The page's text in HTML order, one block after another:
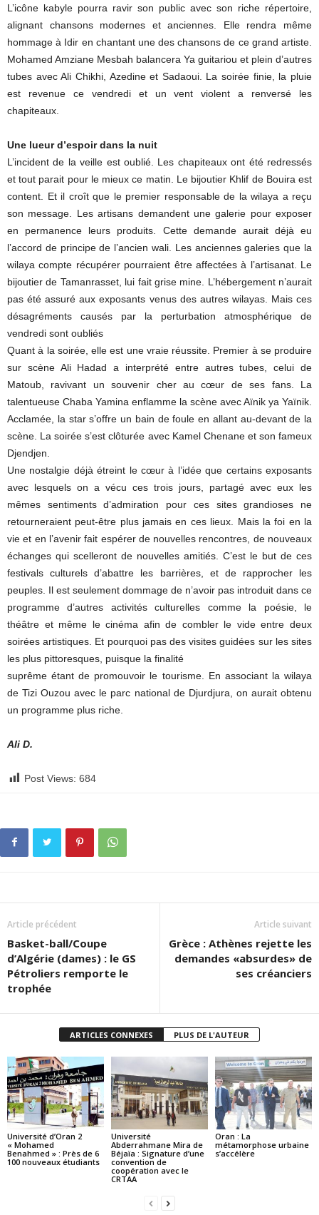
L’icône kabyle pourra ravir son public avec son riche répertoire,
alignant chansons modernes et anciennes. Elle rendra même
hommage à Idir en chantant une des chansons de ce grand artiste.
Mohamed Amziane Mesbah balancera Ya guitariou et plein d’autres
tubes avec Ali Chikhi, Azedine et Sadaoui. La soirée finie, la pluie
est revenue ce vendredi et un vent violent a renversé les
chapiteaux.
Une lueur d’espoir dans la nuit
L’incident de la veille est oublié. Les chapiteaux ont été redressés
et tout parait pour le mieux ce matin. Le bijoutier Khlif de Bouira est
content. Et il croît que le premier responsable de la wilaya a reçu
son message. Les artisans demandent une galerie pour exposer
en permanence leurs produits. Cette demande aurait déjà eu
l’accord de principe de l’ancien wali. Les anciennes galeries que la
wilaya compte récupérer pourraient être affectées à l’artisanat. Le
bijoutier de Tamanrasset, lui fait grise mine. L’hébergement n’aurait
pas été assuré aux exposants venus des autres wilayas. Mais ces
désagréments causés par la perturbation atmosphérique de
vendredi sont oubliés
Quant à la soirée, elle est une vraie réussite. Premier à se produire
sur scène Ali Hadad a interprété entre autres tubes, celui de
Matoub, ravivant un souvenir cher au cœur de ses fans. La
talentueuse Chaba Yamina enflamme la scène avec Aïnik ya Yaïnik.
Acclamée, la star s’offre un bain de foule en allant au-devant de la
scène. La soirée s’est clôturée avec Kamel Chenane et son fameux
Djendjen.
Une nostalgie déjà étreint le cœur à l’idée que certains exposants
avec lesquels on a vécu ces trois jours, partagé avec eux les
mêmes sentiments d’admiration pour ces sites grandioses ne
retourneraient peut-être plus jamais en ces lieux. Mais la foi en la
vie et en l’avenir fait espérer de nouvelles rencontres, de nouveaux
échanges qui scelleront de nouvelles amitiés. C’est le but de ces
festivals culturels d’abattre les barrières, et de rapprocher les
peuples. Il est seulement dommage de n’avoir pas introduit dans ce
programme d’autres activités culturelles comme la poésie, le
théâtre et même le cinéma afin de combler le vide entre deux
soirées artistiques. Et pourquoi pas des visites guidées sur les sites
les plus pittoresques, puisque la finalité
suprême étant de promouvoir le tourisme. En associant la wilaya
de Tizi Ouzou avec le parc national de Djurdjura, on aurait obtenu
un programme plus riche.
Ali D.
Post Views: 684
Article précédent
Basket-ball/Coupe
d’Algérie (dames) : le GS
Pétroliers remporte le
trophée
Article suivant
Grèce : Athènes rejette les
demandes «absurdes» de
ses créanciers
ARTICLES CONNEXES PLUS DE L'AUTEUR
Université d’Oran 2
« Mohamed
Benahmed » : Près de 6
100 nouveaux étudiants
Université
Abderrahmane Mira de
Béjaïa : Signature d’une
convention de
coopération avec le
CRTAA
Oran : La
métamorphose urbaine
s’accélère